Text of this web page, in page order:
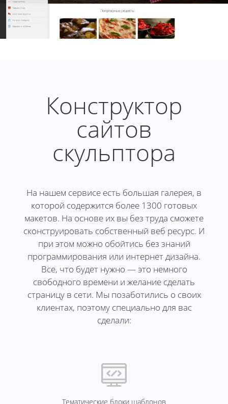
Конструктор
сайтов
скульптора
На нашем сервисе есть большая галерея, в
которой содержится более 1300 готовых
макетов. На основе их вы без труда сможете
сконструировать собственный веб ресурс. И
при этом можно обойтись без знаний
программирования или интернет дизайна.
Все, что будет нужно — это немного
свободного времени и желание сделать
страницу в сети. Мы позаботились о своих
клиентах, поэтому специально для вас
сделали:
Тематические блоки шаблонов